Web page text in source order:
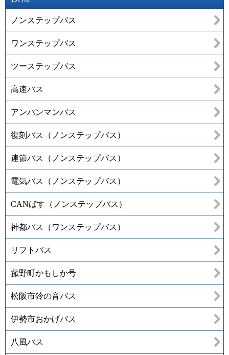
ノンステップバス
ワンステップバス
ツーステップバス
高速バス
アンパンマンバス
復刻バス（ノンステップバス）
連節バス（ノンステップバス）
電気バス（ノンステップバス）
CANばす（ノンステップバス）
神都バス（ワンステップバス）
リフトバス
菰野町かもしか号
松阪市鈴の音バス
伊勢市おかげバス
八風バス